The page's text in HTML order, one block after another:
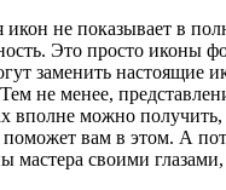
икон не показывает в
Это просто иконы
заменить настоящие
не менее,
вполне можно получить,
поможет вам в этом. А
мастера своими